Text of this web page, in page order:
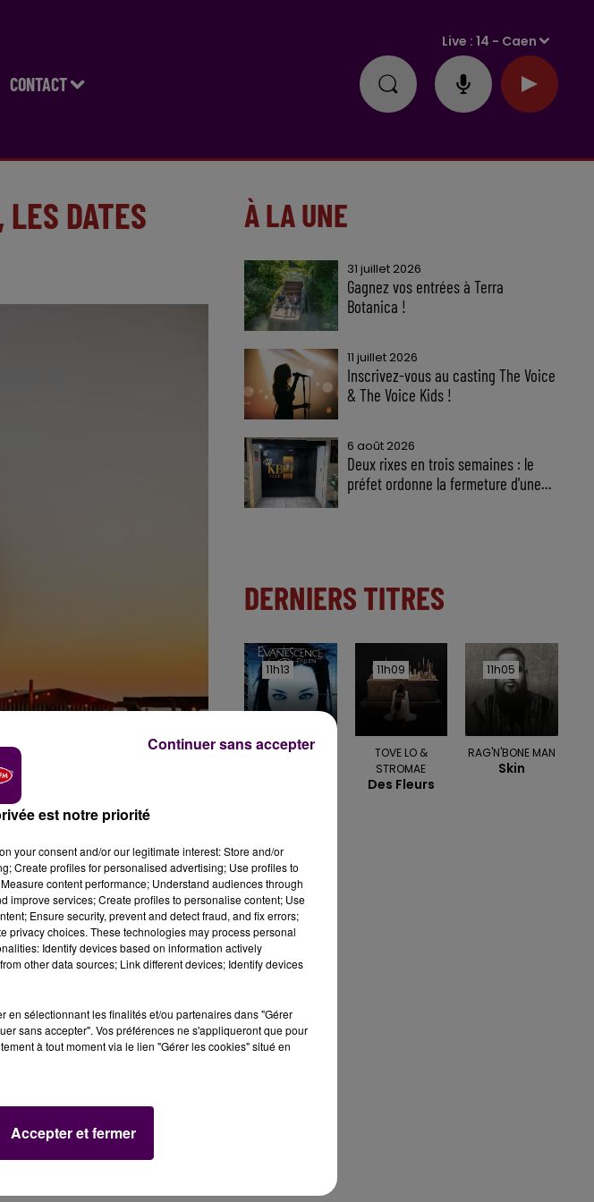
CONTACT
Live :14 - Caen
DATES
du 19 au 21 juin.
l'été prochain sur la
sempiternelles grosses
prépare-toi à
À LA UNE
31 juillet 2026
Gagnez vos entrées à Terra
Botanica !
11 juillet 2026
Inscrivez-vous au casting The Voice
& The Voice Kids !
6 août 2026
Deux rixes en trois semaines : le
préfet ordonne la fermeture d'une...
DERNIERS TITRES
11h13
11h13
EVANESCENCE
11h09
11h09
TOVE LO &
STROMAE
Des Fleurs
11h05
11h05
RAG'N'BONE MAN
Skin
est notre priorité
your consent and/or our legitimate interest: Store and/or
Create profiles for personalised advertising; Use profiles to
content performance; Understand audiences through
improve services; Create profiles to personalise content; Use
Ensure security, prevent and detect fraud, and fix errors;
privacy choices. These technologies may process personal
Identify devices based on information actively
other data sources; Link different devices; Identify devices
en sélectionnant les finalités et/ou partenaires dans "Gérer
sans accepter". Vos préférences ne s'appliqueront que pour
à tout moment via le lien "Gérer les cookies" situé en
Accepter et fermer
Continuer sans accepter